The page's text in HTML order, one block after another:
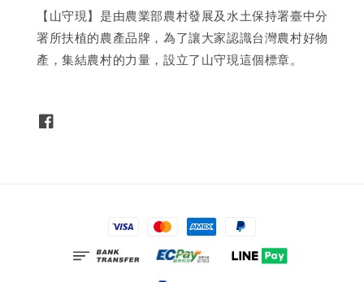
【山守現】是由農業部農村發展及水土保持署臺中分
署所扶植的農產品牌，為了讓大家認識台灣農村好物
產，集結農村的力量，設立了山守現這個標章。